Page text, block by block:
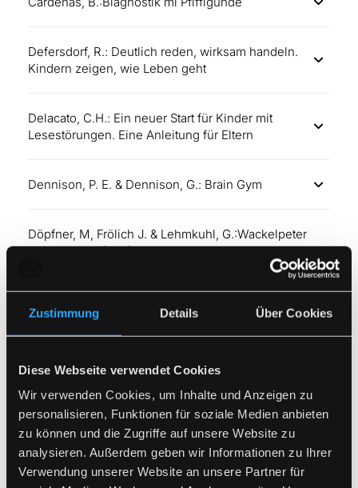
Zustimmung Details Über Cookies
Diese Webseite verwendet Cookies
Wir verwenden Cookies, um Inhalte und Anzeigen zu
personalisieren, Funktionen für soziale Medien anbieten
zu können und die Zugriffe auf unsere Website zu
analysieren. Außerdem geben wir Informationen zu Ihrer
Verwendung unserer Website an unsere Partner für
Defersdorf, R.: Deutlich reden, wirksam handeln.
Kindern zeigen, wie Leben geht
Delacato, C.H.: Ein neuer Start für Kinder mit
Lesestörungen. Eine Anleitung für Eltern
Dennison, P. E. & Dennison, G.: Brain Gym
Döpfner, M, Frölich J. & Lehmkuhl, G.:Wackelpeter
und Trotzkopf. Hilfen bei hyperkinetischem und
Doering, W. und W., Dose, G. & Stadelmann, M.
(Hrsg.): Sinn & Sinne im Dialog
Eggert, D.: Theorie und Praxis der psychomotorischen
Förderung. 2 Bde. Textband, Arbeitsbuch(5. Aufl.)